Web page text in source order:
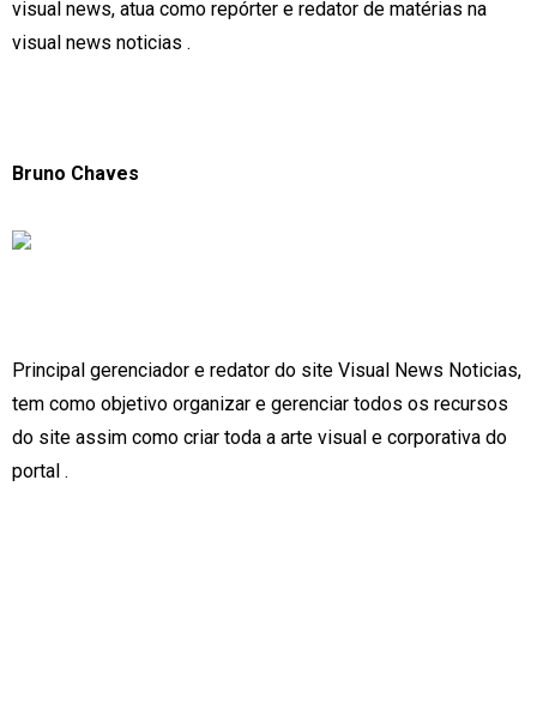
visual news, atua como repórter e redator de matérias na
visual news noticias .
Bruno Chaves
Principal gerenciador e redator do site Visual News Noticias,
tem como objetivo organizar e gerenciar todos os recursos
do site assim como criar toda a arte visual e corporativa do
portal .